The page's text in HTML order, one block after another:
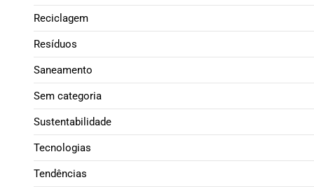
Reciclagem
Resíduos
Saneamento
Sem categoria
Sustentabilidade
Tecnologias
Tendências